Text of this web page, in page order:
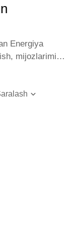
Energiya
mijozlarimiz
tovarlarni
yetakchi
taqdim
kengayib
barchasi
uchun - bu
uchun